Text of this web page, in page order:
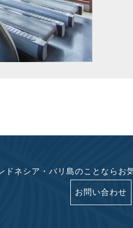
ドネシア・バリ島のことならお
お問い合わせ